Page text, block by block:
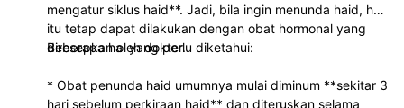
mengatur siklus haid**. Jadi, bila ingin menunda haid, hal
itu tetap dapat dilakukan dengan obat hormonal yang
diresepkan oleh dokter.
Beberapa hal yang perlu diketahui:
* Obat penunda haid umumnya mulai diminum **sekitar 3
hari sebelum perkiraan haid** dan diteruskan selama